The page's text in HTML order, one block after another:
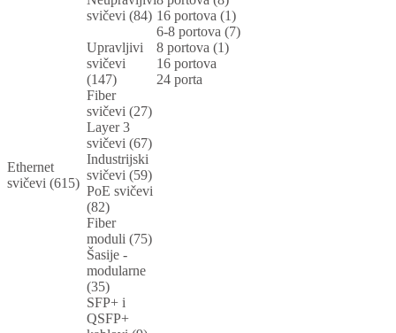
Ethernet
svičevi (615)
svičevi (84) 16 portova (1)
6-8 portova (7)
Upravljivi
svičevi
(147)
8 portova (1)
16 portova
24 porta
Fiber
svičevi (27)
Layer 3
svičevi (67)
Industrijski
svičevi (59)
PoE svičevi
(82)
Fiber
moduli (75)
Šasije -
modularne
(35)
SFP+ i
QSFP+